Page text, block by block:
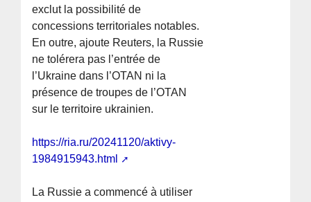
exclut la possibilité de
concessions territoriales notables.
En outre, ajoute Reuters, la Russie
ne tolérera pas l’entrée de
l’Ukraine dans l’OTAN ni la
présence de troupes de l’OTAN
sur le territoire ukrainien.
https://ria.ru/20241120/aktivy-
1984915943.html
La Russie a commencé à utiliser